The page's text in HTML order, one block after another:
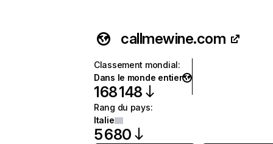
callmewine.com
Classement mondial:
Dans le monde entier
168 148
Rang du pays:
Italie
5 680